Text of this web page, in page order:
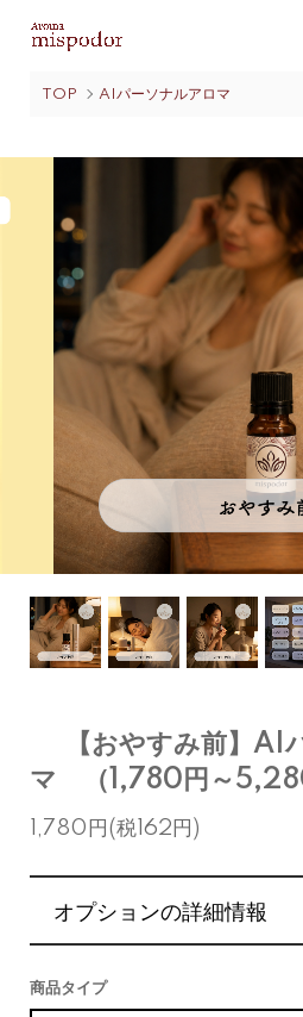
TOP AIパーソナルアロマ
【おやすみ前】AI
マ （1,780円～
1,780円(税162円)
オプションの詳細情報
商品タイプ